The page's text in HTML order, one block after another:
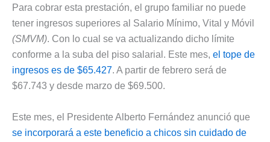
Para cobrar esta prestación, el grupo familiar no puede
tener ingresos superiores al Salario Mínimo, Vital y Móvil
(SMVM). Con lo cual se va actualizando dicho límite
conforme a la suba del piso salarial. Este mes, el tope de
ingresos es de $65.427. A partir de febrero será de
$67.743 y desde marzo de $69.500.
Este mes, el Presidente Alberto Fernández anunció que
se incorporará a este beneficio a chicos sin cuidado de